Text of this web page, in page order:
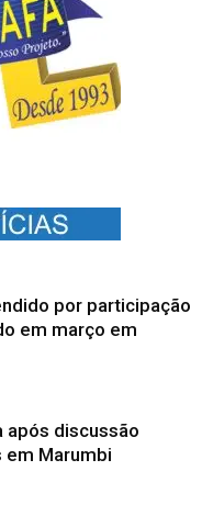
por participação
em março em
após discussão
em Marumbi